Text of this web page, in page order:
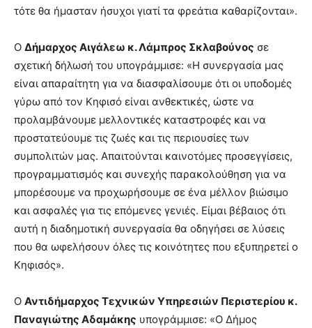
τότε θα ήμασταν ήσυχοι γιατί τα φρεάτια καθαρίζονται».
Ο Δήμαρχος Αιγάλεω κ. Λάμπρος Σκλαβούνος σε
σχετική δήλωσή του υπογράμμισε: «Η συνεργασία μας
είναι απαραίτητη για να διασφαλίσουμε ότι οι υποδομές
γύρω από τον Κηφισό είναι ανθεκτικές, ώστε να
προλαμβάνουμε μελλοντικές καταστροφές και να
προστατεύουμε τις ζωές και τις περιουσίες των
συμπολιτών μας. Απαιτούνται καινοτόμες προσεγγίσεις,
προγραμματισμός και συνεχής παρακολούθηση για να
μπορέσουμε να προχωρήσουμε σε ένα μέλλον βιώσιμο
και ασφαλές για τις επόμενες γενιές. Είμαι βέβαιος ότι
αυτή η διαδημοτική συνεργασία θα οδηγήσει σε λύσεις
που θα ωφελήσουν όλες τις κοινότητες που εξυπηρετεί ο
Κηφισός».
Ο Αντιδήμαρχος Τεχνικών Υπηρεσιών Περιστερίου κ.
Παναγιώτης Αδαμάκης υπογράμμισε: «Ο Δήμος